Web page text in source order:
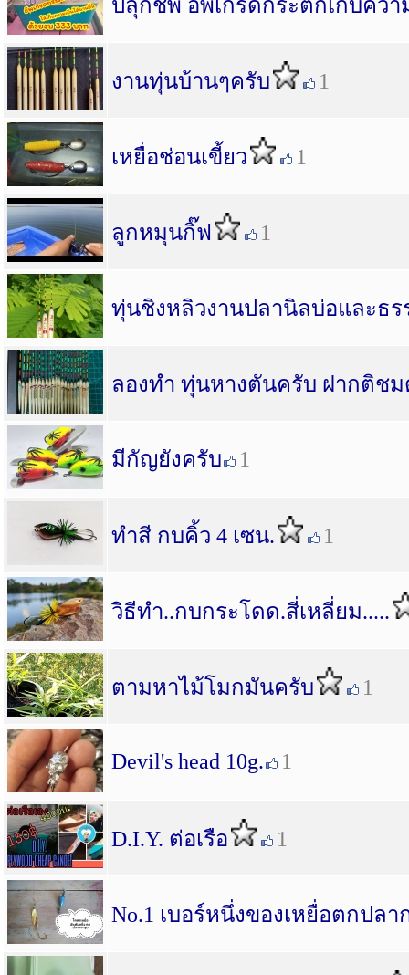
ปลุกชีพ อัพเกรดกระติกเก็บควา
งานทุ่นบ้านๆครับ 1
เหยื่อช่อนเขี้ยว 1
ลูกหมุนกิ๊ฟ 1
ทุ่นชิงหลิวงานปลานิลบ่อและธ
ลองทำ ทุ่นหางตันครับ ฝากติช
มีกัญยังครับ 1
ทำสี กบคิ้ว 4 เซน. 1
วิธีทำ..กบกระโดด.สี่เหลี่ยม.....
ตามหาไม้โมกมันครับ 1
Devil's head 10g. 1
D.I.Y. ต่อเรือ 1
No.1 เบอร์หนึ่งของเหยื่อตกปลา